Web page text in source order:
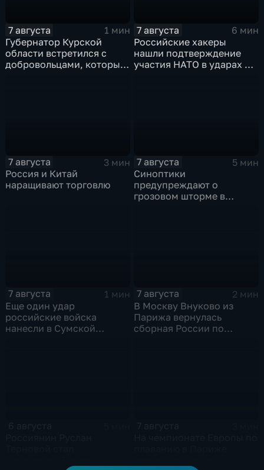
7 августа
1 мин
Губернатор Курской
области встретился с
добровольцами, которые
7 августа
6 мин
Российские хакеры
нашли подтверждение
участия НАТО в ударах по
7 августа
3 мин
Россия и Китай
наращивают торговлю
7 августа
5 мин
Синоптики
предупреждают о
грозовом шторме в
7 августа
1 мин
Еще один удар
российские войска
нанесли в Сумской
7 августа
2 мин
В Москву Внуково из
Парижа вернулась
сборная России по